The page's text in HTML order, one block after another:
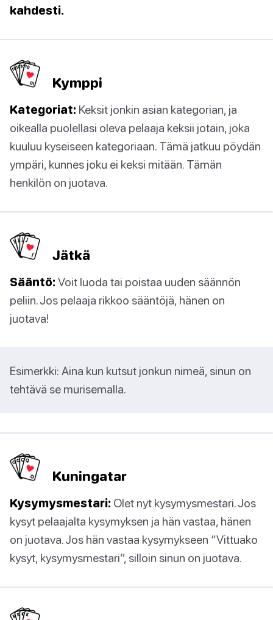
kahdesti.
Kymppi
Kategoriat: Keksit jonkin asian kategorian, ja
oikealla puolellasi oleva pelaaja keksii jotain, joka
kuuluu kyseiseen kategoriaan. Tämä jatkuu pöydän
ympäri, kunnes joku ei keksi mitään. Tämän
henkilön on juotava.
Jätkä
Sääntö: Voit luoda tai poistaa uuden säännön
peliin. Jos pelaaja rikkoo sääntöjä, hänen on
juotava!
Esimerkki: Aina kun kutsut jonkun nimeä, sinun on
tehtävä se murisemalla.
Kuningatar
Kysymysmestari: Olet nyt kysymysmestari. Jos
kysyt pelaajalta kysymyksen ja hän vastaa, hänen
on juotava. Jos hän vastaa kysymykseen “Vittuako
kysyt, kysymysmestari”, silloin sinun on juotava.